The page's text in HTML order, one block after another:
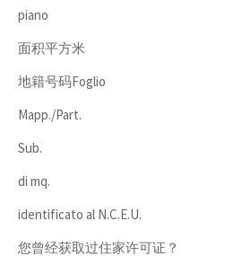
piano
面积平方米
地籍号码Foglio
Mapp./Part.
Sub.
di mq.
identificato al N.C.E.U.
您曾经获取过住家许可证？